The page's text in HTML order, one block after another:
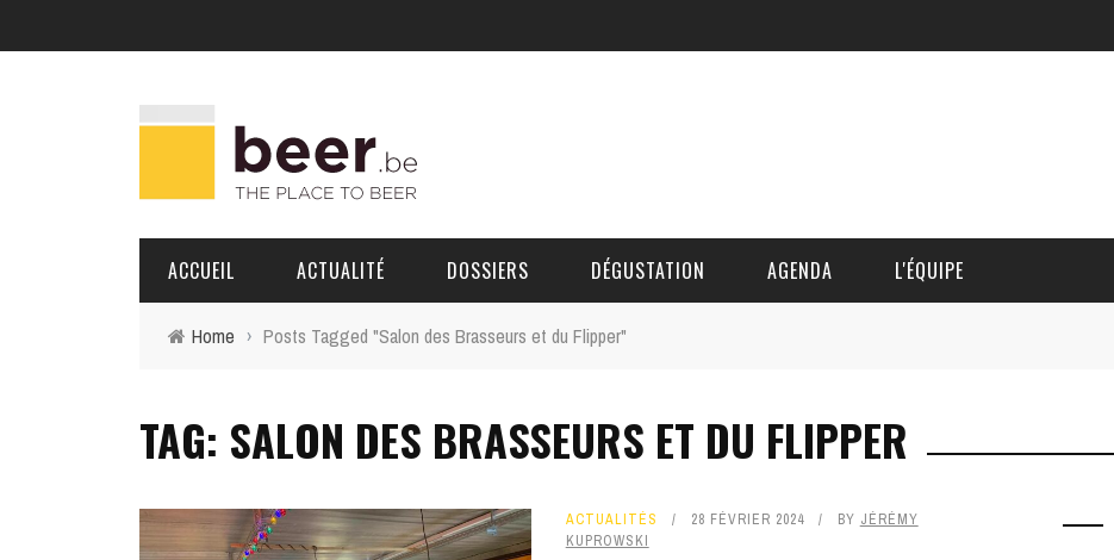
ACCUEIL ACTUALITÉ DOSSIERS
PORTRAITS
DÉGUSTATION AGENDA L'ÉQUIPE
DAVID BLOCTEUR
HÉLÈNE SPITAELS
Home › Posts Tagged "Salon des Brasseurs et du Flipper"
TAG: SALON DES BRASSEURS ET DU FLIPPER
ACTUALITÉS 28 FÉVRIER 2024 BY JÉRÉMY
KUPROWSKI